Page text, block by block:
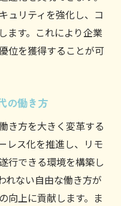
ュリティを強化し、コ
ます。これにより企業
位を獲得することが可
の働き方
き方を大きく変革する
レス化を推進し、リモ
行できる環境を構築し
れない自由な働き方が
向上に貢献します。ま